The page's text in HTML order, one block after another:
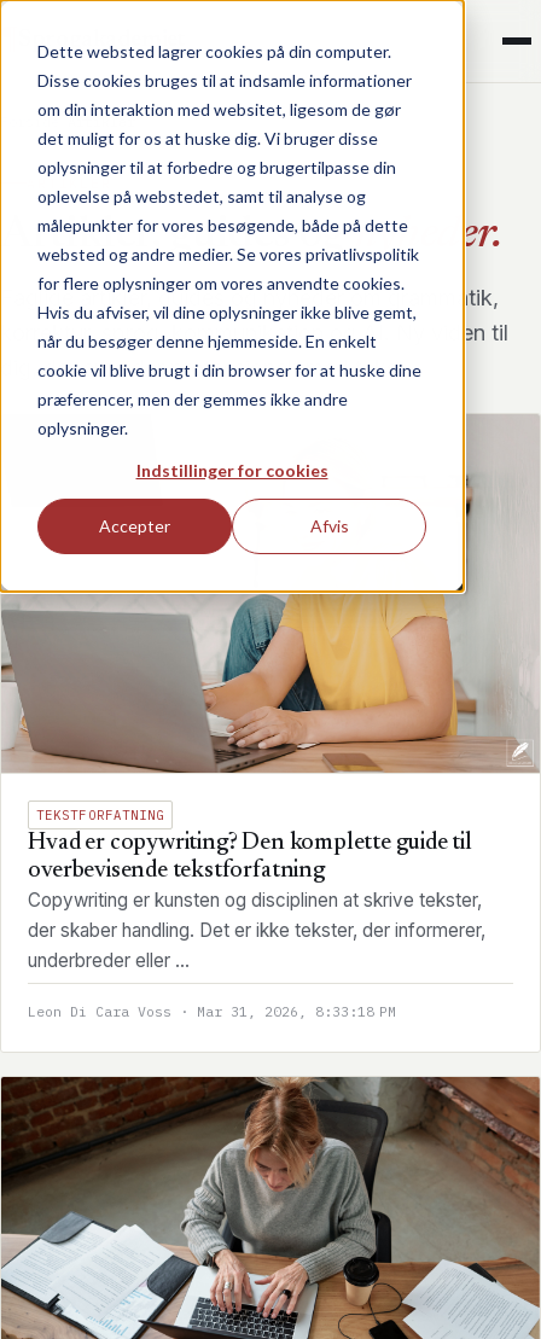
Dette websted lagrer cookies på din computer.
Disse cookies bruges til at indsamle informationer
om din interaktion med websitet, ligesom de gør
det muligt for os at huske dig. Vi bruger disse
oplysninger til at forbedre og brugertilpasse din
oplevelse på webstedet, samt til analyse og
målepunkter for vores besøgende, både på dette
websted og andre medier. Se vores privatlivspolitik
for flere oplysninger om vores anvendte cookies.
Hvis du afviser, vil dine oplysninger ikke blive gemt,
når du besøger denne hjemmeside. En enkelt
cookie vil blive brugt i din browser for at huske dine
præferencer, men der gemmes ikke andre
oplysninger.
Indstillinger for cookies
Accepter Afvis
Sprogakademiet
Forside /Artikler
Artikler, guides ognyheder.
Faglige artikler, guides og nyheder om grammatik,
korrektur, sprog, kommunikation og AI. Ny viden til
dig, der arbejder professionelt med tekst.
TEKSTFORFATNING
Hvad er copywriting? Den komplette guide til
overbevisende tekstforfatning
Copywriting er kunsten og disciplinen at skrive tekster,
der skaber handling. Det er ikke tekster, der informerer,
underbreder eller ...
Leon Di Cara Voss · Mar 31, 2026, 8:33:18 PM